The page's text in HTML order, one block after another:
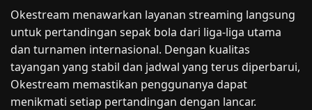
Okestream menawarkan layanan streaming langsung
untuk pertandingan sepak bola dari liga-liga utama
dan turnamen internasional. Dengan kualitas
tayangan yang stabil dan jadwal yang terus diperbarui,
Okestream memastikan penggunanya dapat
menikmati setiap pertandingan dengan lancar.